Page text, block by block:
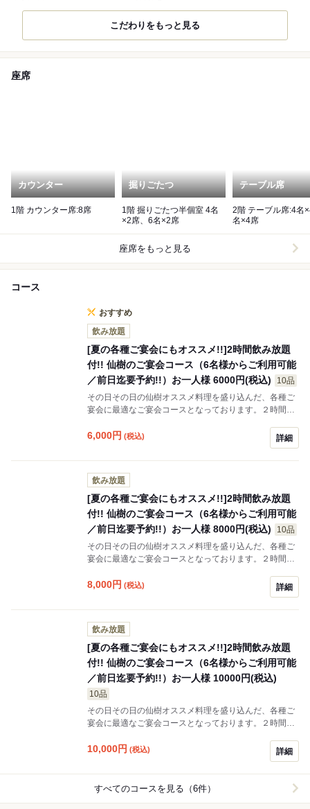
こだわりをもっと見る
座席
カウンター
1階 カウンター席:8席
掘りごたつ
1階 掘りごたつ半個室 4名
×2席、6名×2席
テーブル席
2階 テーブル席:4名
名×4席
座席をもっと見る
コース
おすすめ
飲み放題
[夏の各種ご宴会にもオススメ!!]2時間飲み放題
付!! 仙樹のご宴会コース（6名様からご利用可能
／前日迄要予約!!）お一人様 6000円(税込)
10品
その日その日の仙樹オススメ料理を盛り込んだ、各種ご
宴会に最適なご宴会コースとなっております。２時間飲
6,000円 (税込) 詳細
飲み放題
[夏の各種ご宴会にもオススメ!!]2時間飲み放題
付!! 仙樹のご宴会コース（6名様からご利用可能
／前日迄要予約!!）お一人様 8000円(税込)
10品
その日その日の仙樹オススメ料理を盛り込んだ、各種ご
宴会に最適なご宴会コースとなっております。２時間飲
8,000円 (税込) 詳細
飲み放題
[夏の各種ご宴会にもオススメ!!]2時間飲み放題
付!! 仙樹のご宴会コース（6名様からご利用可能
／前日迄要予約!!）お一人様 10000円(税込)
10品
その日その日の仙樹オススメ料理を盛り込んだ、各種ご
宴会に最適なご宴会コースとなっております。２時間飲
10,000円 (税込) 詳細
すべてのコースを見る（6件）